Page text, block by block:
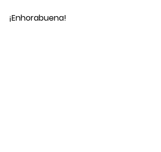
¡Enhorabuena!